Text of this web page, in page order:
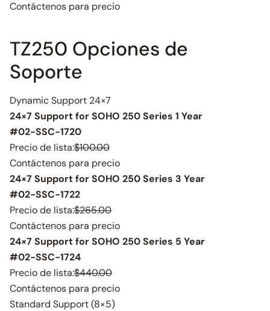
Contáctenos para precio
TZ250 Opciones de
Soporte
Dynamic Support 24×7
24×7 Support for SOHO 250 Series 1 Year
#02-SSC-1720
Precio de lista:$100.00
Contáctenos para precio
24×7 Support for SOHO 250 Series 3 Year
#02-SSC-1722
Precio de lista:$265.00
Contáctenos para precio
24×7 Support for SOHO 250 Series 5 Year
#02-SSC-1724
Precio de lista:$440.00
Contáctenos para precio
Standard Support (8×5)